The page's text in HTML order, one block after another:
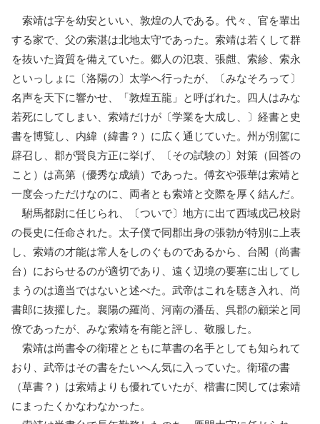
索靖は字を幼安といい、敦煌の人である。代々、官を輩出
する家で、父の索湛は北地太守であった。索靖は若くして群
を抜いた資質を備えていた。郷人の氾衷、張甝、索紾、索永
といっしょに〔洛陽の〕太学へ行ったが、〔みなそろって〕
名声を天下に響かせ、「敦煌五龍」と呼ばれた。四人はみな
若死にしてしまい、索靖だけが〔学業を大成し、〕経書と史
書を博覧し、内緯（緯書？）に広く通じていた。州が別駕に
辟召し、郡が賢良方正に挙げ、〔その試験の〕対策（回答の
こと）は高第（優秀な成績）であった。傅玄や張華は索靖と
一度会っただけなのに、両者とも索靖と交際を厚く結んだ。
駙馬都尉に任じられ、〔ついで〕地方に出て西域戊己校尉
の長史に任命された。太子僕で同郡出身の張勃が特別に上表
し、索靖の才能は常人をしのぐものであるから、台閣（尚書
台）におらせるのが適切であり、遠く辺境の要塞に出してし
まうのは適当ではないと述べた。武帝はこれを聴き入れ、尚
書郎に抜擢した。襄陽の羅尚、河南の潘岳、呉郡の顧栄と同
僚であったが、みな索靖を有能と評し、敬服した。
索靖は尚書令の衛瓘とともに草書の名手としても知られて
おり、武帝はその書をたいへん気に入っていた。衛瓘の書
（草書？）は索靖よりも優れていたが、楷書に関しては索靖
にまったくかなわなかった。